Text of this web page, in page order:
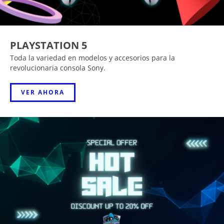
PLAYSTATION 5
Toda la variedad en modelos y accesorios para la
revolucionaria consola Sony.
VER AHORA